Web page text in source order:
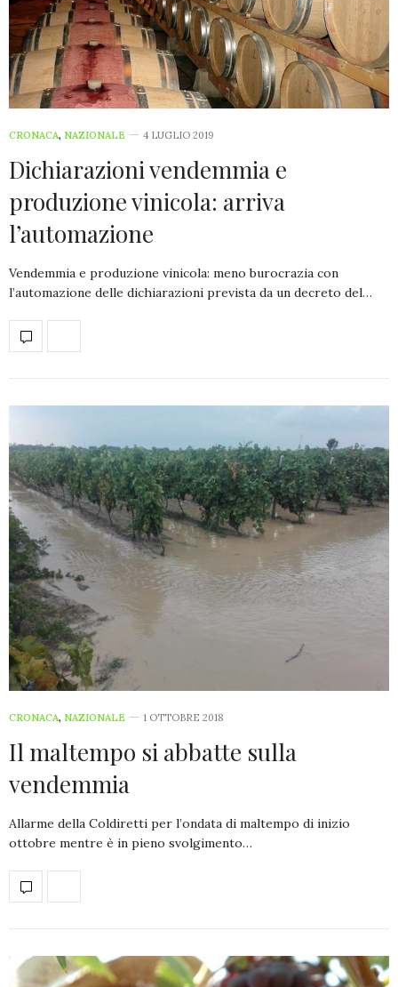
CRONACA, NAZIONALE 4 LUGLIO 2019
Dichiarazioni vendemmia e
produzione vinicola: arriva
l’automazione
Vendemmia e produzione vinicola: meno burocrazia con
l’automazione delle dichiarazioni prevista da un decreto del…
CRONACA, NAZIONALE 1 OTTOBRE 2018
Il maltempo si abbatte sulla
vendemmia
Allarme della Coldiretti per l’ondata di maltempo di inizio
ottobre mentre è in pieno svolgimento…